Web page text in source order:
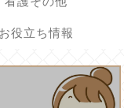
お役立ち情報